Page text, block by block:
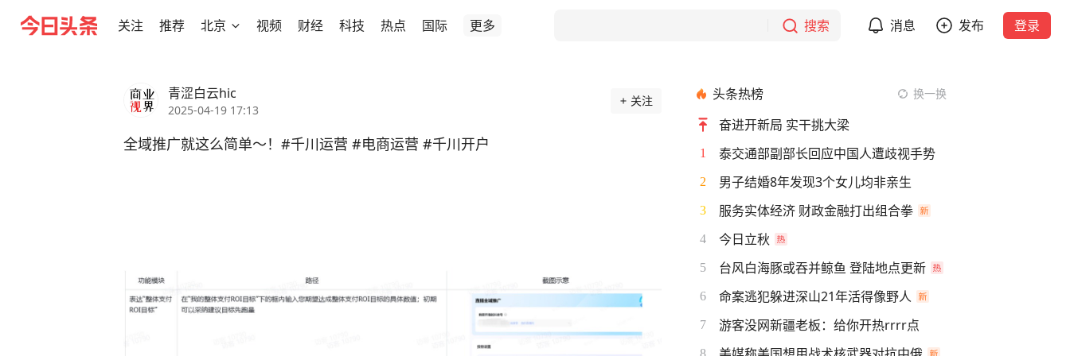
关注 推荐 北京 视频 财经 科技 热点 国际 更多 搜索 消息 发布 登录
青涩白云hic
2025-04-19 17:13
关注
全域推广就这么简单～！#千川运营 #电商运营 #千川开户
头条热榜 换一换
奋进开新局 实干挑大梁
1 泰交通部副部长回应中国人遭歧视手势
2 男子结婚8年发现3个女儿均非亲生
3 服务实体经济 财政金融打出组合拳
4 今日立秋
5 台风白海豚或吞并鲸鱼 登陆地点更新
6 命案逃犯躲进深山21年活得像野人
7 游客没网新疆老板：给你开热rrrr点
8